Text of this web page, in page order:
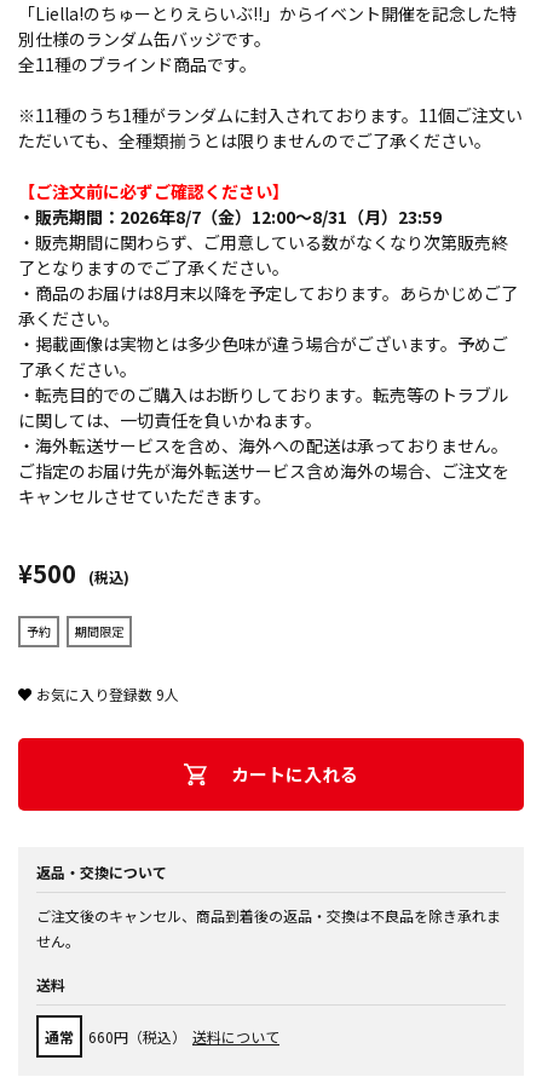
「Liella!のちゅーとりえらいぶ!!」からイベント開催を記念した特
別仕様のランダム缶バッジです。
全11種のブラインド商品です。
※11種のうち1種がランダムに封入されております。11個ご注文い
ただいても、全種類揃うとは限りませんのでご了承ください。
【ご注文前に必ずご確認ください】
・販売期間：2026年8/7（金）12:00～8/31（月）23:59
・販売期間に関わらず、ご用意している数がなくなり次第販売終
了となりますのでご了承ください。
・商品のお届けは8月末以降を予定しております。あらかじめご了
承ください。
・掲載画像は実物とは多少色味が違う場合がございます。予めご
了承ください。
・転売目的でのご購入はお断りしております。転売等のトラブル
に関しては、一切責任を負いかねます。
・海外転送サービスを含め、海外への配送は承っておりません。
ご指定のお届け先が海外転送サービス含め海外の場合、ご注文を
キャンセルさせていただきます。
¥500 (税込)
予約 期間限定
お気に入り登録数9人
カートに入れる
返品・交換について
ご注文後のキャンセル、商品到着後の返品・交換は不良品を除き承れま
せん。
送料
通常 660円（税込） 送料について